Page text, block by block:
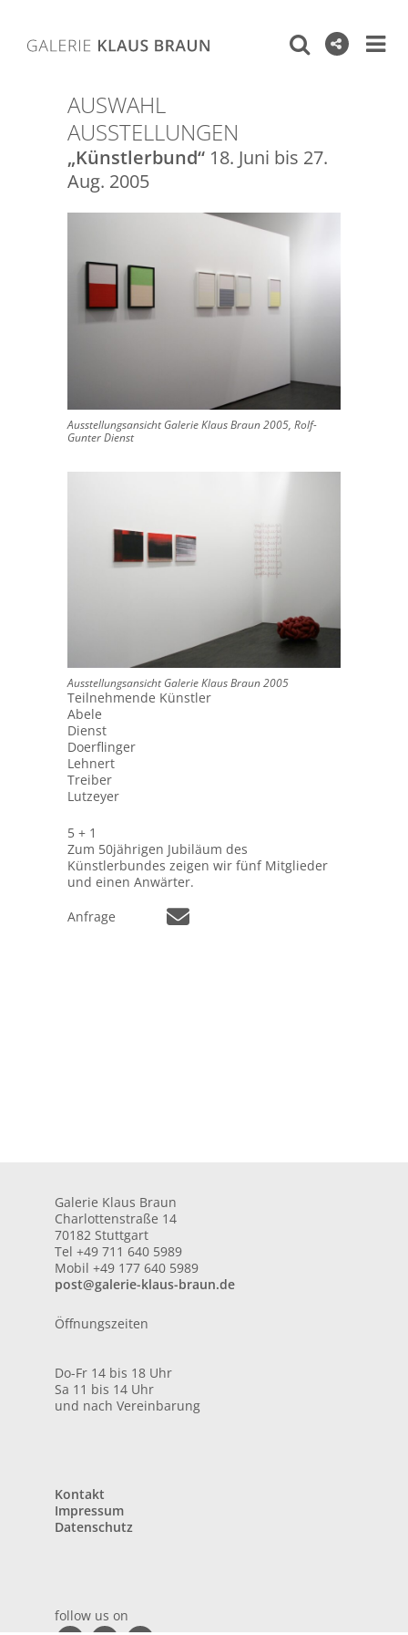
AUSWAHL
AUSSTELLUNGEN
„Künstlerbund“ 18. Juni bis 27.
Aug. 2005
Ausstellungsansicht Galerie Klaus Braun 2005, Rolf-
Gunter Dienst
Ausstellungsansicht Galerie Klaus Braun 2005
Teilnehmende Künstler
Abele
Dienst
Doerflinger
Lehnert
Treiber
Lutzeyer
5 + 1
Zum 50jährigen Jubiläum des
Künstlerbundes zeigen wir fünf Mitglieder
und einen Anwärter.
Anfrage
Galerie Klaus Braun
Charlottenstraße 14
70182 Stuttgart
Tel +49 711 640 5989
Mobil +49 177 640 5989
post@galerie-klaus-braun.de
Öffnungszeiten
Do-Fr 14 bis 18 Uhr
Sa 11 bis 14 Uhr
und nach Vereinbarung
Kontakt
Impressum
Datenschutz
follow us on